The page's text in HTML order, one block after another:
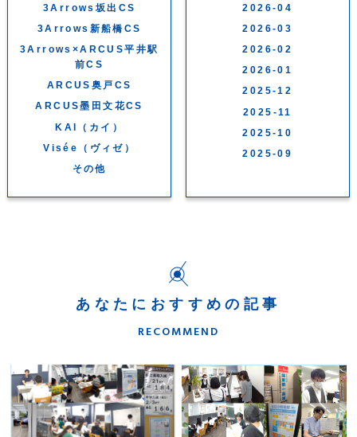
3Arrows坂出CS
3Arrows新船橋CS
3Arrows×ARCUS平井駅
前CS
ARCUS奥戸CS
ARCUS墨田文花CS
KAI（カイ）
Visée（ヴィゼ）
その他
2026-04
2026-03
2026-02
2026-01
2025-12
2025-11
2025-10
2025-09
あなたにおすすめの記事
RECOMMEND